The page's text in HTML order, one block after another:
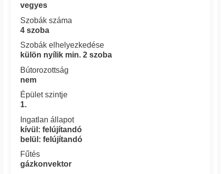
vegyes
Szobák száma
4 szoba
Szobák elhelyezkedése
külön nyílik min. 2 szoba
Bútorozottság
nem
Épület szintje
1.
Ingatlan állapot
kívül: felújítandó
belül: felújítandó
Fűtés
gázkonvektor